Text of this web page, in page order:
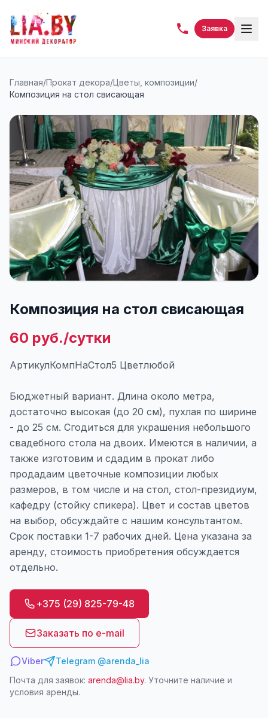
Заявка
Главная/Прокат декора/Цветы, композиции/
Композиция на стол свисающая
Композиция на стол свисающая
60 руб./сутки
АртикулКомпНаСтол5 Цветлюбой
Бюджетный вариант. Длина около метра,
достаточно высокая (до 20 см), пухлая по ширине
- до 25 см. Сгодиться для украшения небольшого
свадебного стола на двоих. Имеются в наличии, а
также изготовим и сдадим в прокат либо
продадаим цветочные композиции любых
размеров, в том числе и на стол, стол-президиум,
кафедру (стойку спикера). Цвет и состав цветов
на выбор, обсуждайте с нашим консультантом.
Срок поставки 1-7 рабочих дней. Цена указана за
аренду, стоимость приобретения обсуждается
отдельно.
+375 (29) 825-79-48
Заказать по e-mail
Viber
Telegram @arenda_lia
Почта для заявок: arenda@lia.by. Уточните наличие и
условия аренды.